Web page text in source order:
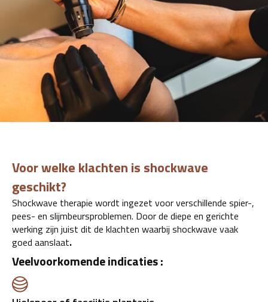
Voor welke klachten is shockwave
geschikt?
Shockwave therapie wordt ingezet voor verschillende spier-,
pees- en slijmbeursproblemen. Door de diepe en gerichte
werking zijn juist dit de klachten waarbij shockwave vaak
goed aanslaat.
Veelvoorkomende indicaties :